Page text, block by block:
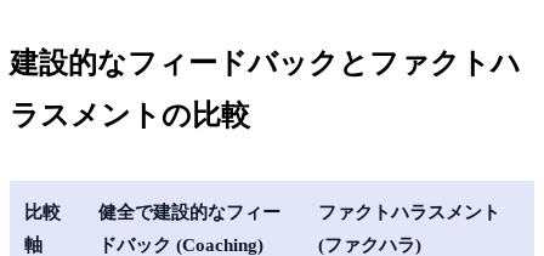
建設的なフィードバックとファクトハ
ラスメントの比較
比較
軸
健全で建設的なフィー
ドバック (Coaching)
ファクトハラスメント
(ファクハラ)